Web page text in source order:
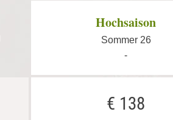
Hochsaison
Sommer 26
-
€ 138